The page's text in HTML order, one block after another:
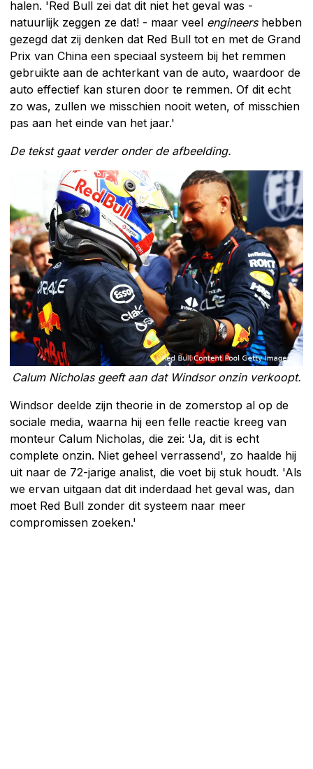
halen. 'Red Bull zei dat dit niet het geval was -
natuurlijk zeggen ze dat! - maar veel engineershebben
gezegd dat zij denken dat Red Bull tot en met de Grand
Prix van China een speciaal systeem bij het remmen
gebruikte aan de achterkant van de auto, waardoor de
auto effectief kan sturen door te remmen. Of dit echt
zo was, zullen we misschien nooit weten, of misschien
pas aan het einde van het jaar.'
De tekst gaat verder onder de afbeelding.
Calum Nicholas geeft aan dat Windsor onzin verkoopt.
Windsor deelde zijn theorie in de zomerstop al op de
sociale media, waarna hij een felle reactie kreeg van
monteur Calum Nicholas, die zei: 'Ja, dit is echt
complete onzin. Niet geheel verrassend', zo haalde hij
uit naar de 72-jarige analist, die voet bij stuk houdt. 'Als
we ervan uitgaan dat dit inderdaad het geval was, dan
moet Red Bull zonder dit systeem naar meer
compromissen zoeken.'